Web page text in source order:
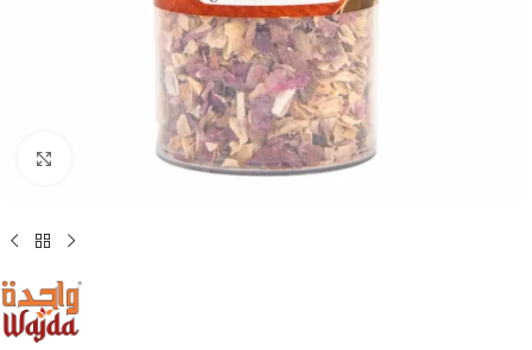
Cliquez pour agrandir